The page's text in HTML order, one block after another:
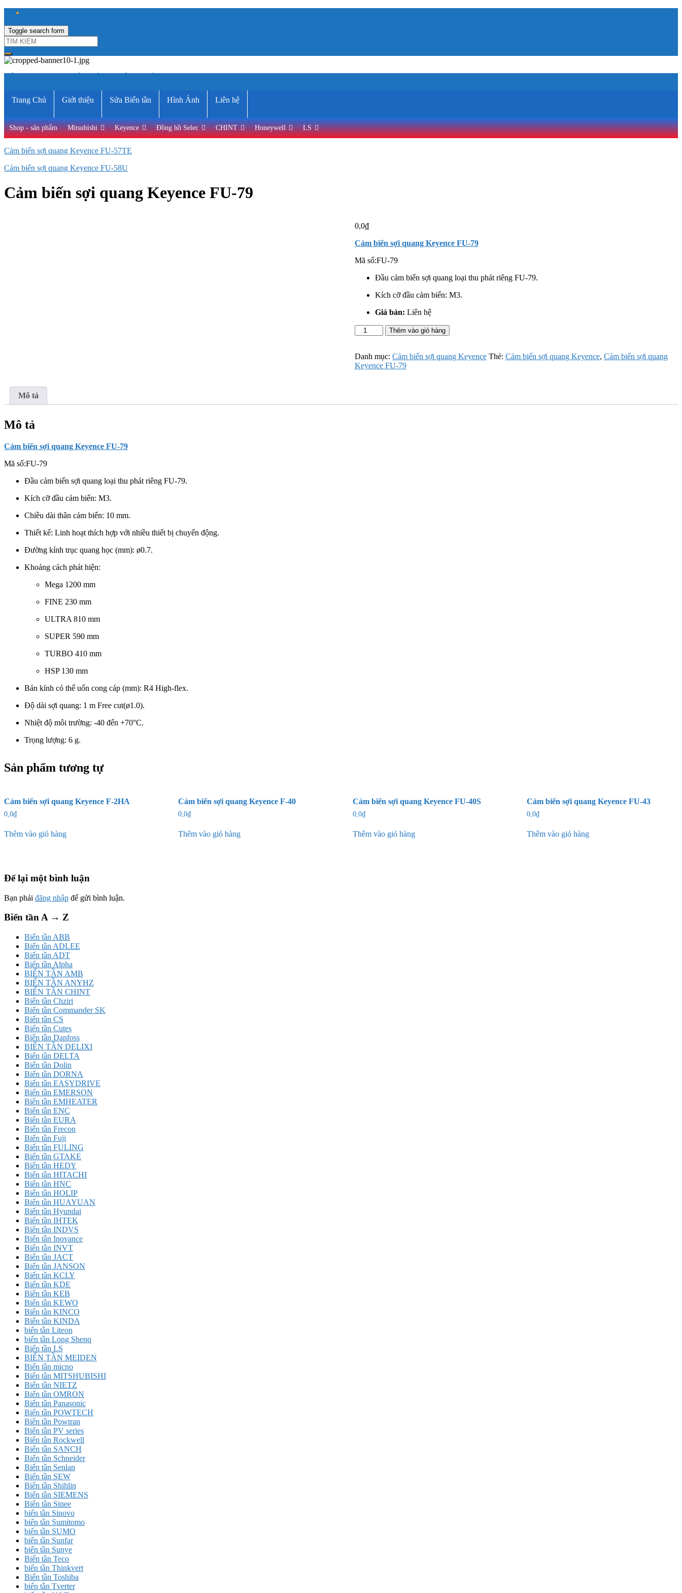
Toggle search form
Trang Chủ Giới thiệu Sửa Biến tần Hình Ảnh Liên hệ
Shop - sản phẩm Mitsubishi Keyence Đồng hồ Selec CHINT Honeywell LS
Cảm biến sợi quang Keyence FU-57TE
Cảm biến sợi quang Keyence FU-58U
Cảm biến sợi quang Keyence FU-79
0,0₫
Cảm biến sợi quang Keyence FU-79
Mã số:FU-79
Đầu cảm biến sợi quang loại thu phát riêng FU-79.
Kích cỡ đầu cảm biến: M3.
Giá bán: Liên hệ
Cảm
biến
quang
Keyence
Thêm vào giỏ hàng
Danh mục: Cảm biến sợi quang Keyence Thẻ: Cảm biến sợi quang Keyence, Cảm biến sợi quang
Keyence FU-79
Mô tả
Mô tả
Cảm biến sợi quang Keyence FU-79
Mã số:FU-79
Đầu cảm biến sợi quang loại thu phát riêng FU-79.
Kích cỡ đầu cảm biến: M3.
Chiều dài thân cảm biến: 10 mm.
Thiết kế: Linh hoạt thích hợp với nhiều thiết bị chuyển động.
Đường kính trục quang học (mm): ø0.7.
Khoảng cách phát hiện:
Mega 1200 mm
FINE 230 mm
ULTRA 810 mm
SUPER 590 mm
TURBO 410 mm
HSP 130 mm
Bán kính có thể uốn cong cáp (mm): R4 High-flex.
Độ dài sợi quang: 1 m Free cut(ø1.0).
Nhiệt độ môi trường: -40 đến +70°C.
Trọng lượng: 6 g.
Sản phẩm tương tự
Cảm biến sợi quang Keyence F-2HA
0,0₫
Thêm vào giỏ hàng
Cảm biến sợi quang Keyence F-40
0,0₫
Thêm vào giỏ hàng
Cảm biến sợi quang Keyence FU-40S
0,0₫
Thêm vào giỏ hàng
Cảm biến sợi quang Keyence FU-43
0,0₫
Thêm vào giỏ hàng
Để lại một bình luận
Bạn phải đăng nhập để gửi bình luận.
Biến tần A → Z
Biến tần ABB
Biến tần ADLEE
Biến tần ADT
Biến tần Alpha
BIẾN TẦN AMB
BIẾN TẦN ANYHZ
BIẾN TẦN CHINT
Biến tần Chziri
Biến tần Commander SK
Biến tần CS
Biến tần Cutes
Biến tần Danfoss
BIẾN TẦN DELIXI
Biến tần DELTA
Biến tần Dolin
Biến tần DORNA
Biến tần EASYDRIVE
Biến tần EMERSON
Biến tần EMHEATER
Biến tần ENC
Biến tần EURA
Biến tần Frecon
Biến tần Fuji
Biến tần FULING
Biến tần GTAKE
Biến tần HEDY
Biến tần HITACHI
Biến tần HNC
Biến tần HOLIP
Biến tần HUAYUAN
Biến tần Hyundai
Biến tần IHTEK
Biến tần INDVS
Biến tần Inovance
Biến tần INVT
Biến tần JACT
Biến tần JANSON
Biến tần KCLY
Biến tần KDE
Biến tần KEB
Biến tần KEWO
Biến tần KINCO
Biến tần KINDA
biến tần Liteon
biến tần Long Shenq
Biến tần LS
BIẾN TẦN MEIDEN
Biến tần micno
Biến tần MITSHUBISHI
Biến tần NIETZ
Biến tần OMRON
Biến tần Panasonic
Biến tần POWTECH
Biến tần Powtran
Biến tần PV series
Biến tần Rockwell
Biến tần SANCH
Biến tần Schneider
Biến tần Senlan
Biến tần SEW
Biến tần Shihlin
Biến tần SIEMENS
Biến tần Sinee
biến tần Sinovo
biến tần Sumitomo
biến tần SUMO
biến tần Sunfar
biến tần Sunye
Biến tần Teco
biến tần Thinkvert
Biến tần Toshiba
biến tần Tverter